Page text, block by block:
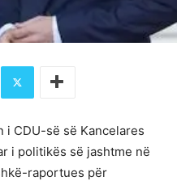
i CDU-së së Kancelares
i politikës së jashtme në
raportues për